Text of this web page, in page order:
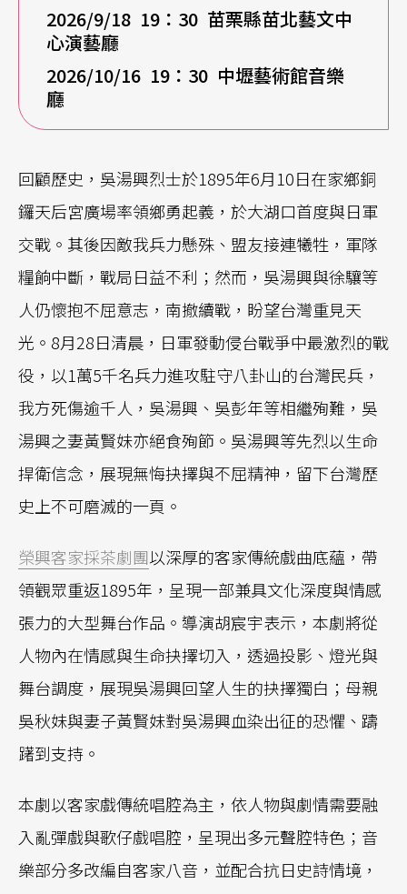
2026/9/18 19 ：30 苗栗縣苗北藝文中
心演藝廳
2026/10/16 19：30 中壢藝術館音樂
廳
回顧歷史，吳湯興烈士於1895年6月10日在家鄉銅
鑼天后宮廣場率領鄉勇起義，於大湖口首度與日軍
交戰。其後因敵我兵力懸殊、盟友接連犧牲，軍隊
糧餉中斷，戰局日益不利；然而，吳湯興與徐驤等
人仍懷抱不屈意志，南撤續戰，盼望台灣重見天
光。8月28日清晨，日軍發動侵台戰爭中最激烈的戰
役，以1萬5千名兵力進攻駐守八卦山的台灣民兵，
我方死傷逾千人，吳湯興、吳彭年等相繼殉難，吳
湯興之妻黃賢妹亦絕食殉節。吳湯興等先烈以生命
捍衛信念，展現無悔抉擇與不屈精神，留下台灣歷
史上不可磨滅的一頁。
榮興客家採茶劇團以深厚的客家傳統戲曲底蘊，帶
領觀眾重返1895年，呈現一部兼具文化深度與情感
張力的大型舞台作品。導演胡宸宇表示，本劇將從
人物內在情感與生命抉擇切入，透過投影、燈光與
舞台調度，展現吳湯興回望人生的抉擇獨白；母親
吳秋妹與妻子黃賢妹對吳湯興血染出征的恐懼、躊
躇到支持。
本劇以客家戲傳統唱腔為主，依人物與劇情需要融
入亂彈戲與歌仔戲唱腔，呈現出多元聲腔特色；音
樂部分多改編自客家八音，並配合抗日史詩情境，